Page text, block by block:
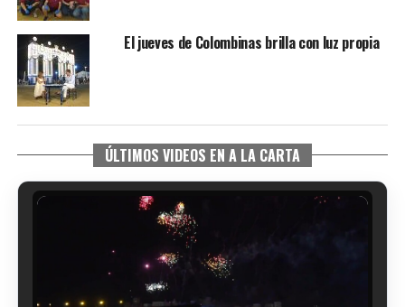
El jueves de Colombinas brilla con luz propia
ÚLTIMOS VIDEOS EN A LA CARTA